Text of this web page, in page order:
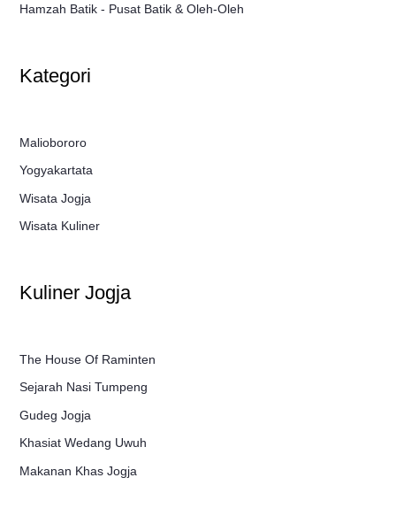
Hamzah Batik - Pusat Batik & Oleh-Oleh
Kategori
Maliobororo
Yogyakartata
Wisata Jogja
Wisata Kuliner
Kuliner Jogja
The House Of Raminten
Sejarah Nasi Tumpeng
Gudeg Jogja
Khasiat Wedang Uwuh
Makanan Khas Jogja